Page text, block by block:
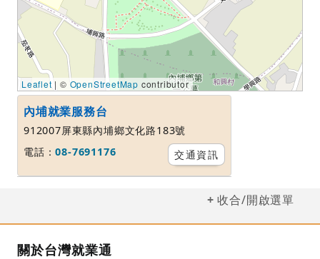
Leaflet | © OpenStreetMap contributor
內埔就業服務台
912007屏東縣內埔鄉文化路183號
電話：08-7691176 交通資訊
收合/開啟選單
關於台灣就業通